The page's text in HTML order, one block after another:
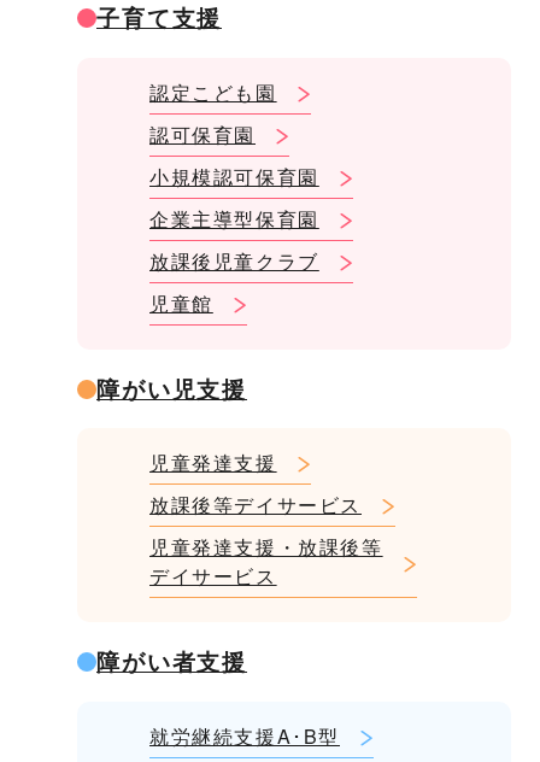
子育て支援
認定こども園
認可保育園
小規模認可保育園
企業主導型保育園
放課後児童クラブ
児童館
障がい児支援
児童発達支援
放課後等デイサービス
児童発達支援・放課後等
デイサービス
障がい者支援
就労継続支援A･B型